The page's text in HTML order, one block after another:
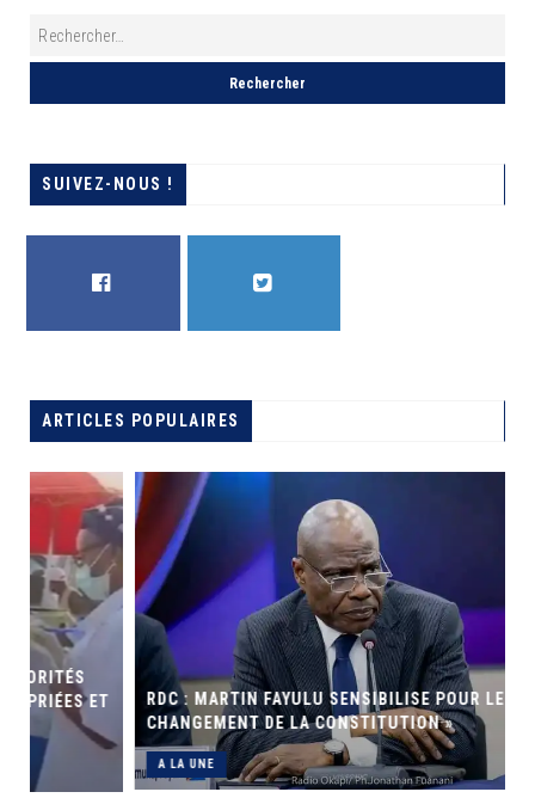
SUIVEZ-NOUS !
ARTICLES POPULAIRES
RDC : MARTIN FAYULU SENSIBILISE POUR LE « NON AU
CHANGEMENT DE LA CONSTITUTION »